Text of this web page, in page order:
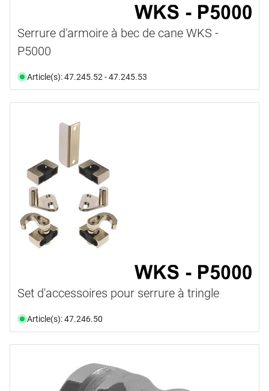
Serrure d'armoire à bec de cane WKS -
P5000
Article(s): 47.245.52 - 47.245.53
Set d'accessoires pour serrure à tringle
Article(s): 47.246.50